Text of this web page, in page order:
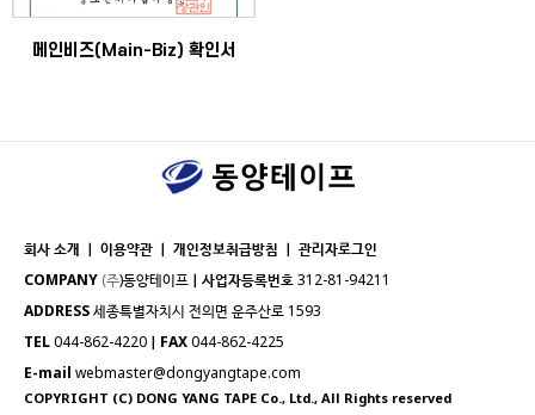
메인비즈(Main-Biz) 확인서
회사 소개 ｜ 이용약관 ｜ 개인정보취급방침 ｜ 관리자로그인
COMPANY (주)동양테이프 ｜ 사업자등록번호312-81-94211
ADDRESS세종특별자치시 전의면 운주산로 1593
TEL044-862-4220 ｜ FAX044-862-4225
E-mail webmaster@dongyangtape.com
COPYRIGHT (C) DONG YANG TAPE Co., Ltd., All Rights reserved